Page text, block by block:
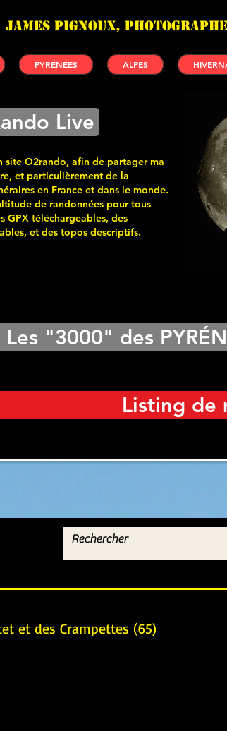
James PIGNOUX,
PYRÉNÉES ALPES
Live
site O2rando, afin de partager ma
et particulièrement de la
en France et dans le monde.
de randonnées pour tous
GPX téléchargeables, des
et des topos descriptifs.
Les "3000" des
Listing de
et des Crampettes (65)
étoiles sur 5.